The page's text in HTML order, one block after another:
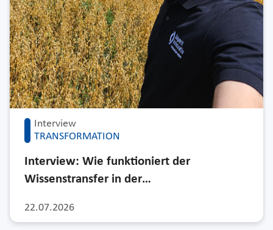
Interview
TRANSFORMATION
22.07.2026
Interview: Wie funktioniert der
Wissenstransfer in der…